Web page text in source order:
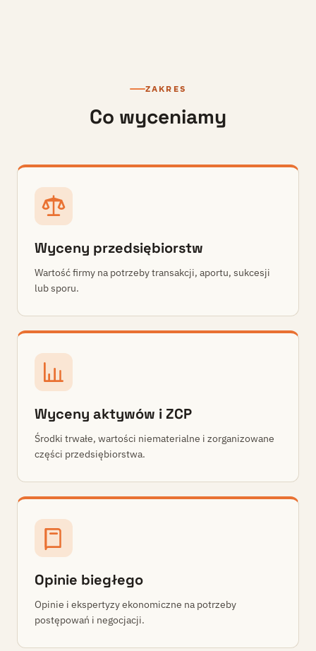
ZAKRES
Co wyceniamy
Wyceny przedsiębiorstw
Wartość firmy na potrzeby transakcji, aportu, sukcesji
lub sporu.
Wyceny aktywów i ZCP
Środki trwałe, wartości niematerialne i zorganizowane
części przedsiębiorstwa.
Opinie biegłego
Opinie i ekspertyzy ekonomiczne na potrzeby
postępowań i negocjacji.